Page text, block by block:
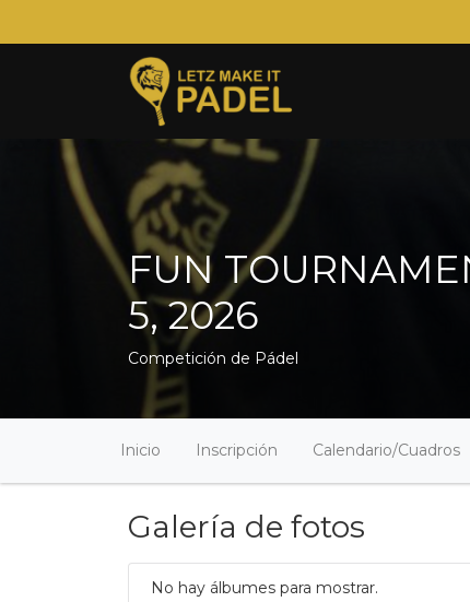
FUN
5, 2026
Competición de Pádel
Inicio Inscripción Calendario/Cuadros
Galería de fotos
No hay álbumes para mostrar.